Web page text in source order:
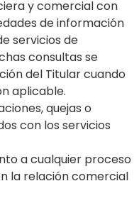
y comercial con
de información
servicios de
consultas se
del Titular cuando
aplicable.
quejas o
con los servicios
a cualquier proceso
la relación comercial